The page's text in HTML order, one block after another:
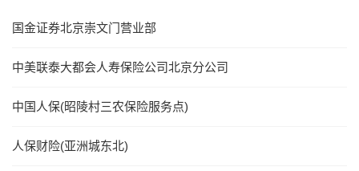
国金证券北京崇文门营业部
中美联泰大都会人寿保险公司北京分公司
中国人保(昭陵村三农保险服务点)
人保财险(亚洲城东北)